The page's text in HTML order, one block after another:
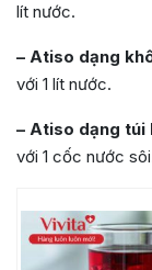
lít nước.
– Atiso dạng
với 1 lít nước.
– Atiso dạng túi
với 1 cốc nước